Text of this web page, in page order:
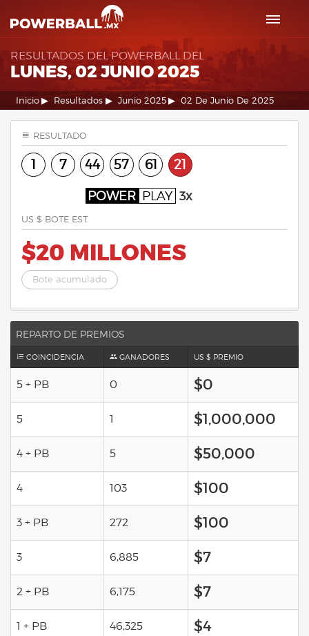
RESULTADOS DEL POWERBALL DEL
LUNES, 02 JUNIO 2025
Inicio Resultados Junio 2025 02 De Junio De 2025
RESULTADO
1 7 44 57 61 21
POWER PLAY 3x
US $ BOTE EST.
$20 MILLONES
Bote acumulado
REPARTO DE PREMIOS
COINCIDENCIA GANADORES US $ PREMIO
5 + PB 0 $0
5 1 $1,000,000
4 + PB 5 $50,000
4 103 $100
3 + PB 272 $100
3 6,885 $7
2 + PB 6,175 $7
1 + PB 46,325 $4